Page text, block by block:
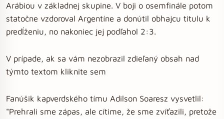
Arábiou v základnej skupine. V boji o osemfinále potom
statočne vzdoroval Argentíne a donútil obhajcu titulu k
predĺženiu, no nakoniec jej podľahol 2:3.
V prípade, ak sa vám nezobrazil zdieľaný obsah nad
týmto textom kliknite sem
Fanúšik kapverdského tímu Adilson Soaresz vysvetlil:
"Prehrali sme zápas, ale cítime, že sme zvíťazili, pretože